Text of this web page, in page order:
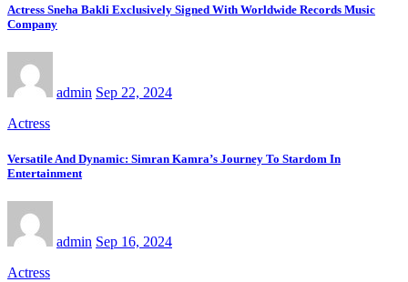
Actress Sneha Bakli Exclusively Signed With Worldwide Records Music
Company
admin Sep 22, 2024
Actress
Versatile And Dynamic: Simran Kamra’s Journey To Stardom In
Entertainment
admin Sep 16, 2024
Actress